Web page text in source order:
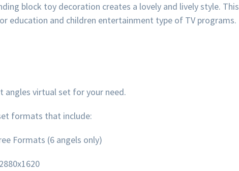
block toy decoration creates a lovely and lively style. This
education and children entertainment type of TV programs.
angles virtual set for your need.
formats that include:
Formats (6 angels only)